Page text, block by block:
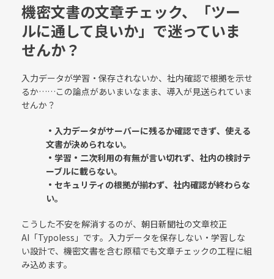
機密文書の文章チェック、「ツー
ルに通して良いか」で迷っていま
せんか？
入力データが学習・保存されないか、社内確認で根拠を示せ
るか……この論点があいまいなまま、導入が見送られていま
せんか？
・入力データがサーバーに残るか確認できず、使える
文書が決められない。
・学習・二次利用の有無が言い切れず、社内の検討テ
ーブルに載らない。
・セキュリティの根拠が揃わず、社内確認が終わらな
い。
こうした不安を解消するのが、朝日新聞社の文章校正
AI「Typoless」です。入力データを保存しない・学習しな
い設計で、機密文書を含む原稿でも文章チェックの工程に組
み込めます。